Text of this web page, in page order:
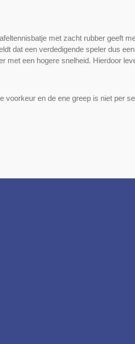
met zacht rubber geeft
dat een verdedigende speler dus
met een hogere snelheid. Hierdoor
voorkeur en de ene greep is niet